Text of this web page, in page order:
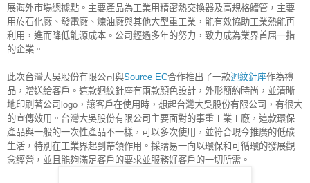
展海外市場總據點。主要產品為工業用精密熱交換器及高規格鰭管，主要
用於石化廠、發電廠、煉油廠與其他大型重工業，能有效協助工業熱能再
利用，進而降低能源成本。公司經過多年的努力，致力成為業界首屈一指
的企業。
此次台灣大吳股份有限公司與Source EC合作推出了一款迴紋針座作為禮
品，贈送給客戶。這款迴紋針座有兩款顏色設計，外形簡約時尚，並清晰
地印刷著公司logo，讓客戶在使用時，想起台灣大吳股份有限公司，有很大
的宣傳效用。台灣大吳股份有限公司主要面對的事重工業工廠，這款環保
產品與一般的一次性產品不一樣，可以多次使用，並符合現今推廣的低碳
生活，特別在工業界起到帶領作用。採購易一向以環保和可循環的發展觀
念經營，並且能夠滿足客戶的要求並服務好客戶的一切所需。